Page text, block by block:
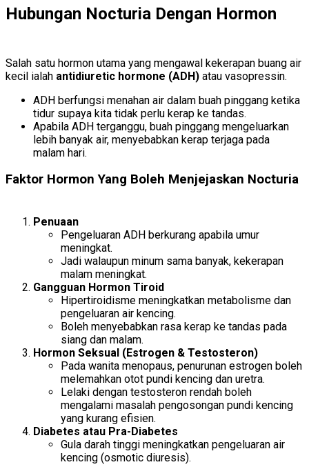
Hubungan Nocturia Dengan Hormon
Salah satu hormon utama yang mengawal kekerapan buang air
kecil ialah antidiuretic hormone (ADH) atau vasopressin.
ADH berfungsi menahan air dalam buah pinggang ketika
tidur supaya kita tidak perlu kerap ke tandas.
Apabila ADH terganggu, buah pinggang mengeluarkan
lebih banyak air, menyebabkan kerap terjaga pada
malam hari.
Faktor Hormon Yang Boleh Menjejaskan Nocturia
Penuaan
Pengeluaran ADH berkurang apabila umur
meningkat.
Jadi walaupun minum sama banyak, kekerapan
malam meningkat.
Gangguan Hormon Tiroid
Hipertiroidisme meningkatkan metabolisme dan
pengeluaran air kencing.
Boleh menyebabkan rasa kerap ke tandas pada
siang dan malam.
Hormon Seksual (Estrogen & Testosteron)
Pada wanita menopaus, penurunan estrogen boleh
melemahkan otot pundi kencing dan uretra.
Lelaki dengan testosteron rendah boleh
mengalami masalah pengosongan pundi kencing
yang kurang efisien.
Diabetes atau Pra-Diabetes
Gula darah tinggi meningkatkan pengeluaran air
kencing (osmotic diuresis).